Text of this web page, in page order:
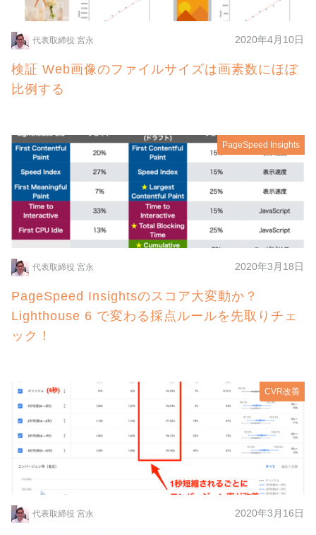
代表取締役 宮永 2020年4月10日
検証 Web画像のファイルサイズは画素数にほぼ
比例する
PageSpeed Insights
代表取締役 宮永 2020年3月18日
PageSpeed Insightsのスコア大変動か？
Lighthouse 6 で変わる採点ルールを先取りチェ
ック！
CVR改善
代表取締役 宮永 2020年3月16日